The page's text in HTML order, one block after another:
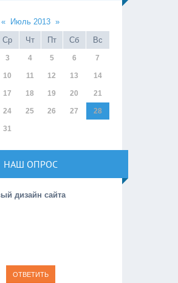
« Июль 2013 »
Ср Чт Пт Сб Вс
3 4 5 6 7
10 11 12 13 14
17 18 19 20 21
24 25 26 27 28
31
НАШ ОПРОС
дизайн сайта